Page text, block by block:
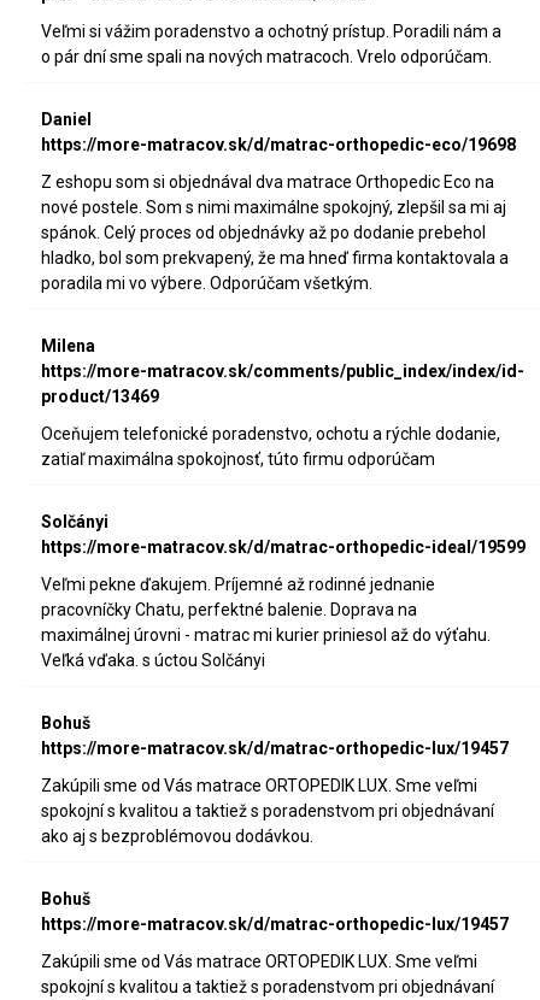
Veľmi si vážim poradenstvo a ochotný prístup. Poradili nám a
o pár dní sme spali na nových matracoch. Vrelo odporúčam.
Daniel
https://more-matracov.sk/d/matrac-orthopedic-eco/19698
Z eshopu som si objednával dva matrace Orthopedic Eco na
nové postele. Som s nimi maximálne spokojný, zlepšil sa mi aj
spánok. Celý proces od objednávky až po dodanie prebehol
hladko, bol som prekvapený, že ma hneď firma kontaktovala a
poradila mi vo výbere. Odporúčam všetkým.
Milena
https://more-matracov.sk/comments/public_index/index/id-
product/13469
Oceňujem telefonické poradenstvo, ochotu a rýchle dodanie,
zatiaľ maximálna spokojnosť, túto firmu odporúčam
Solčányi
https://more-matracov.sk/d/matrac-orthopedic-ideal/19599
Veľmi pekne ďakujem. Príjemné až rodinné jednanie
pracovníčky Chatu, perfektné balenie. Doprava na
maximálnej úrovni - matrac mi kurier priniesol až do výťahu.
Veľká vďaka. s úctou Solčányi
Bohuš
https://more-matracov.sk/d/matrac-orthopedic-lux/19457
Zakúpili sme od Vás matrace ORTOPEDIK LUX. Sme veľmi
spokojní s kvalitou a taktiež s poradenstvom pri objednávaní
ako aj s bezproblémovou dodávkou.
Bohuš
https://more-matracov.sk/d/matrac-orthopedic-lux/19457
Zakúpili sme od Vás matrace ORTOPEDIK LUX. Sme veľmi
spokojní s kvalitou a taktiež s poradenstvom pri objednávaní